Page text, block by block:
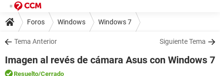
Foros Windows Windows 7
Tema Anterior Siguiente Tema
Imagen al revés de cámara Asus con Windows 7
Resuelto/Cerrado